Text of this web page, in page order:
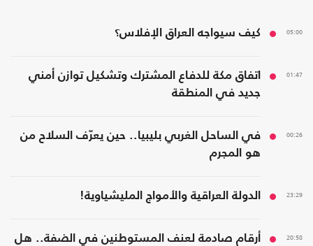
05:00 كيف سيواجه العراق الإفلاس؟
01:47
اتفاق مكة للدفاع المشترك وتشكيل توازن أمني
جديد في المنطقة
00:26
في الساحل الغربي بليبيا.. حين يعرّف السلاح من
هو المجرم
23:29 الدولة العراقية والأمواج المليشياوية!
20:58
أرقام صادمة لعنف المستوطنين في الضفة.. هل